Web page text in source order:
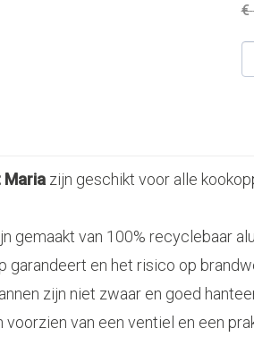
€
Maria zijn geschikt voor alle
gemaakt van 100% recyclebaar
en het risico op
zijn niet zwaar en goed
van een ventiel en een